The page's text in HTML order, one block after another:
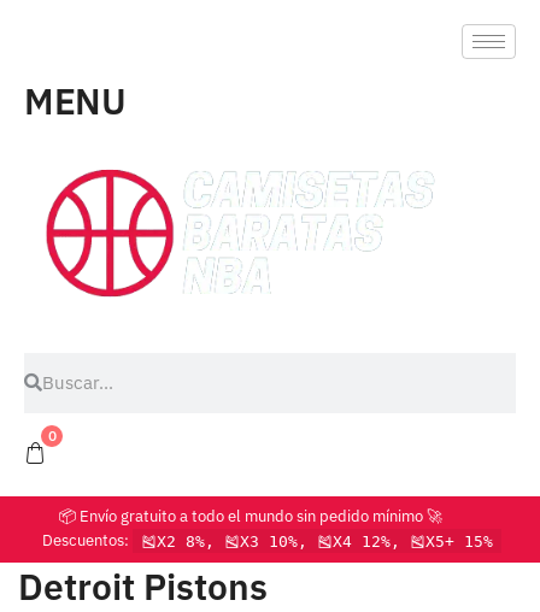
MENU
0
📦 Envío gratuito a todo el mundo sin pedido mínimo 🚀
Descuentos:
🎽X2 8%, 🎽X3 10%, 🎽X4 12%, 🎽X5+ 15%
Detroit Pistons